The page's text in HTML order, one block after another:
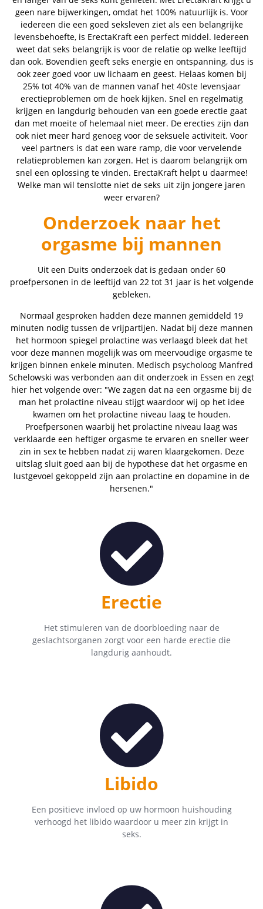
geen nare bijwerkingen, omdat het 100% natuurlijk is. Voor
iedereen die een goed seksleven ziet als een belangrijke
levensbehoefte, is ErectaKraft een perfect middel. Iedereen
weet dat seks belangrijk is voor de relatie op welke leeftijd
dan ook. Bovendien geeft seks energie en ontspanning, dus is
ook zeer goed voor uw lichaam en geest. Helaas komen bij
25% tot 40% van de mannen vanaf het 40ste levensjaar
erectieproblemen om de hoek kijken. Snel en regelmatig
krijgen en langdurig behouden van een goede erectie gaat
dan met moeite of helemaal niet meer. De erecties zijn dan
ook niet meer hard genoeg voor de seksuele activiteit. Voor
veel partners is dat een ware ramp, die voor vervelende
relatieproblemen kan zorgen. Het is daarom belangrijk om
snel een oplossing te vinden. ErectaKraft helpt u daarmee!
Welke man wil tenslotte niet de seks uit zijn jongere jaren
weer ervaren?
Onderzoek naar het
orgasme bij mannen
Uit een Duits onderzoek dat is gedaan onder 60
proefpersonen in de leeftijd van 22 tot 31 jaar is het volgende
gebleken.
Normaal gesproken hadden deze mannen gemiddeld 19
minuten nodig tussen de vrijpartijen. Nadat bij deze mannen
het hormoon spiegel prolactine was verlaagd bleek dat het
voor deze mannen mogelijk was om meervoudige orgasme te
krijgen binnen enkele minuten. Medisch psycholoog Manfred
Schelowski was verbonden aan dit onderzoek in Essen en zegt
hier het volgende over: "We zagen dat na een orgasme bij de
man het prolactine niveau stijgt waardoor wij op het idee
kwamen om het prolactine niveau laag te houden.
Proefpersonen waarbij het prolactine niveau laag was
verklaarde een heftiger orgasme te ervaren en sneller weer
zin in sex te hebben nadat zij waren klaargekomen. Deze
uitslag sluit goed aan bij de hypothese dat het orgasme en
lustgevoel gekoppeld zijn aan prolactine en dopamine in de
hersenen."
Erectie
Het stimuleren van de doorbloeding naar de
geslachtsorganen zorgt voor een harde erectie die
langdurig aanhoudt.
Libido
Een positieve invloed op uw hormoon huishouding
verhoogd het libido waardoor u meer zin krijgt in
seks.